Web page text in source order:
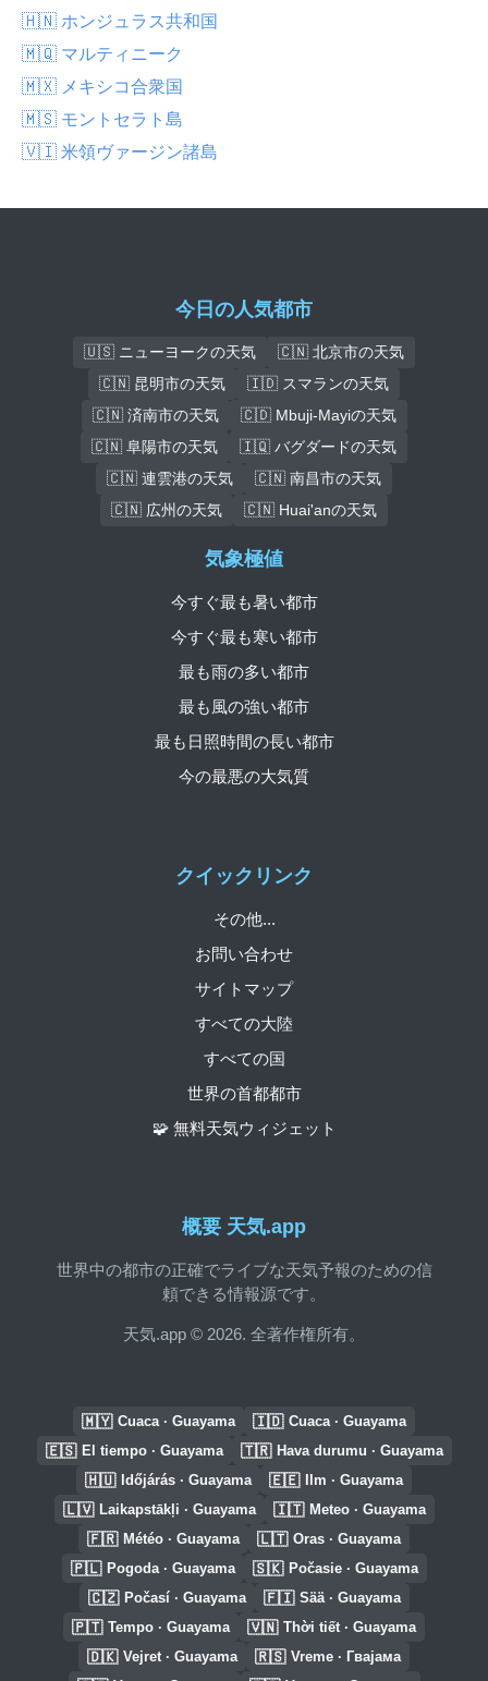
🇭🇳 ホンジュラス共和国
🇲🇶 マルティニーク
🇲🇽 メキシコ合衆国
🇲🇸 モントセラト島
🇻🇮 米領ヴァージン諸島
今日の人気都市
🇺🇸 ニューヨークの天気
🇨🇳 北京市の天気
🇨🇳 昆明市の天気
🇮🇩 スマランの天気
🇨🇳 済南市の天気
🇨🇩 Mbuji-Mayiの天気
🇨🇳 阜陽市の天気
🇮🇶 バグダードの天気
🇨🇳 連雲港の天気
🇨🇳 南昌市の天気
🇨🇳 広州の天気
🇨🇳 Huai'anの天気
概要 天気.app
世界中の都市の正確でライブな天気予報のための信
頼できる情報源です。
天気.app © 2026. 全著作権所有。
クイックリンク
その他...
お問い合わせ
サイトマップ
すべての大陸
すべての国
世界の首都都市
🧩 無料天気ウィジェット
気象極値
今すぐ最も暑い都市
今すぐ最も寒い都市
最も雨の多い都市
最も風の強い都市
最も日照時間の長い都市
今の最悪の大気質
🇲🇾 Cuaca · Guayama 🇮🇩 Cuaca · Guayama
🇪🇸 El tiempo · Guayama 🇹🇷 Hava durumu · Guayama
🇭🇺 Időjárás · Guayama 🇪🇪 Ilm · Guayama
🇱🇻 Laikapstākļi · Guayama 🇮🇹 Meteo · Guayama
🇫🇷 Météo · Guayama 🇱🇹 Oras · Guayama
🇵🇱 Pogoda · Guayama 🇸🇰 Počasie · Guayama
🇨🇿 Počasí · Guayama 🇫🇮 Sää · Guayama
🇵🇹 Tempo · Guayama 🇻🇳 Thời tiết · Guayama
🇩🇰 Vejret · Guayama 🇷🇸 Vreme · Гвајама